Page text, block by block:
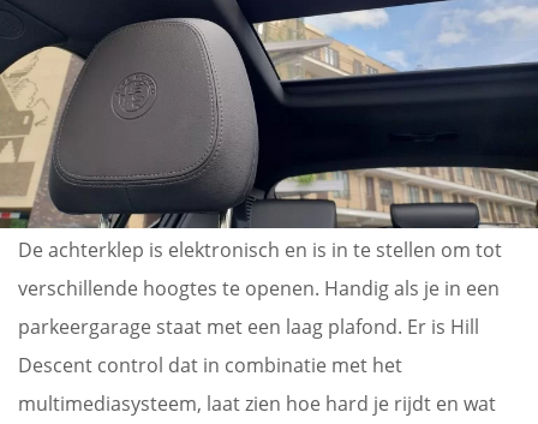
De achterklep is elektronisch en is in te stellen om tot
verschillende hoogtes te openen. Handig als je in een
parkeergarage staat met een laag plafond. Er is Hill
Descent control dat in combinatie met het
multimediasysteem, laat zien hoe hard je rijdt en wat